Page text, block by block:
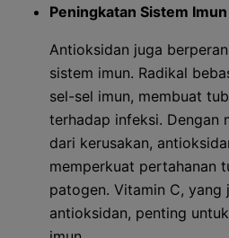
Peningkatan Sistem Imun
Antioksidan juga
sistem imun. Radikal
sel-sel imun, membuat
terhadap infeksi. Dengan
dari kerusakan,
memperkuat pertahanan
patogen. Vitamin C, yang
antioksidan, penting